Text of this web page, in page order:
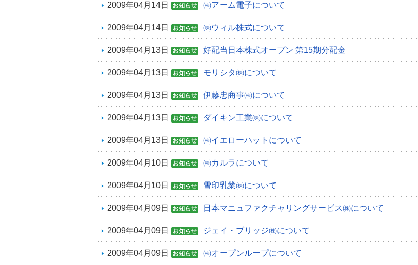
2009年04月14日 ㈱アーム電子について
2009年04月14日 ㈱ウィル株式について
2009年04月13日 好配当日本株式オープン 第15期分配金
2009年04月13日 モリシタ㈱について
2009年04月13日 伊藤忠商事㈱について
2009年04月13日 ダイキン工業㈱について
2009年04月13日 ㈱イエローハットについて
2009年04月10日 ㈱カルラについて
2009年04月10日 雪印乳業㈱について
2009年04月09日 日本マニュファクチャリングサービス㈱について
2009年04月09日 ジェイ・ブリッジ㈱について
2009年04月09日 ㈱オープンループについて